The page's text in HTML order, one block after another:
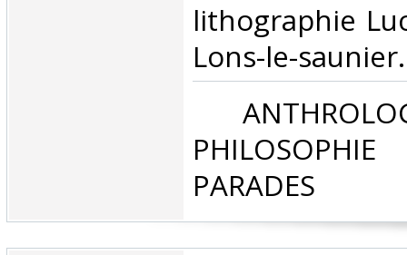
lithographie
Lons-le-saunier.‎
PHILOSOPHIE
PARADES‎